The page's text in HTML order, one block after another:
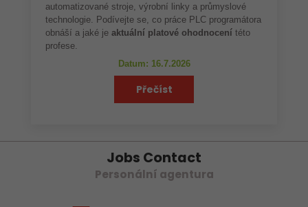
automatizované stroje, výrobní linky a průmyslové
technologie. Podívejte se, co práce PLC programátora
obnáší a jaké je aktuální platové ohodnocení této
profese.
Datum: 16.7.2026
Přečíst
Jobs Contact
Personální agentura